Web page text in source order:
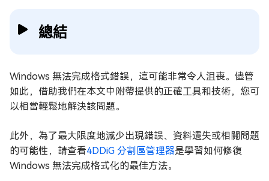
總結
Windows 無法完成格式錯誤，這可能非常令人沮喪。儘管
如此，借助我們在本文中附帶提供的正確工具和技術，您可
以相當輕鬆地解決該問題。
此外，為了最大限度地減少出現錯誤、資料遺失或相關問題
的可能性，請查看4DDiG 分割區管理器是學習如何修復
Windows 無法完成格式化的最佳方法。